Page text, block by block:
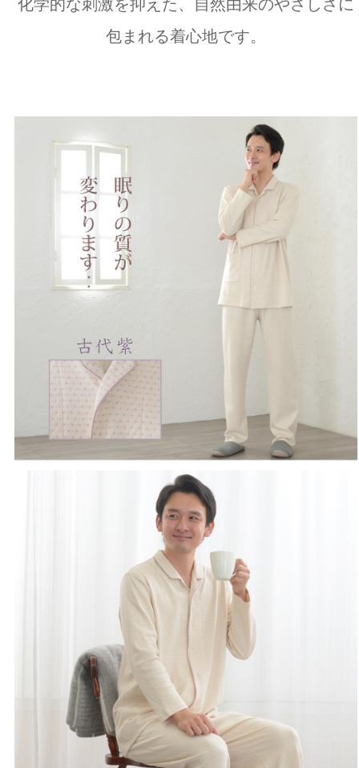
化学的な刺激を抑えた、自然由来のやさしさに
包まれる着心地です。